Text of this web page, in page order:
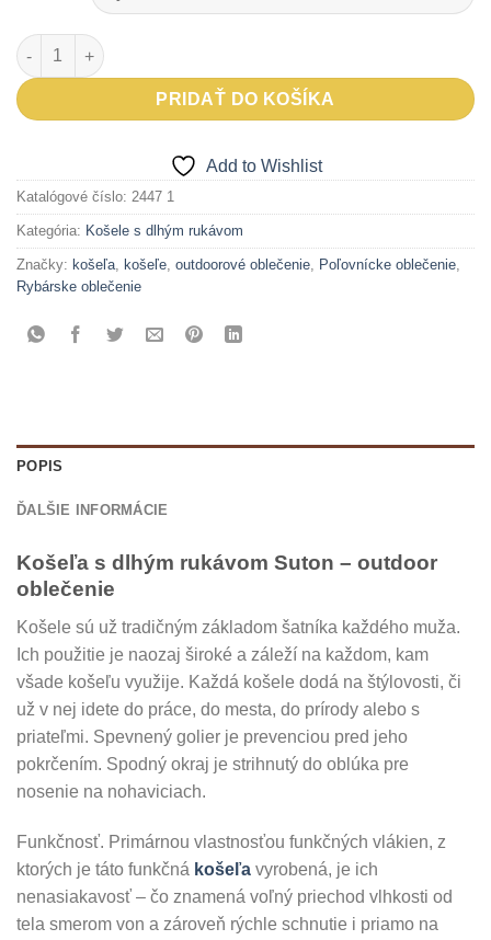
množstvo Košeľa Suton DR
PRIDAŤ DO KOŠÍKA
Add to Wishlist
Katalógové číslo: 2447 1
Kategória: Košele s dlhým rukávom
Značky: košeľa, košeľe, outdoorové oblečenie, Poľovnícke oblečenie,
Rybárske oblečenie
POPIS
ĎALŠIE INFORMÁCIE
Košeľa s dlhým rukávom Suton – outdoor
oblečenie
Košele sú už tradičným základom šatníka každého muža.
Ich použitie je naozaj široké a záleží na každom, kam
všade košeľu využije. Každá košele dodá na štýlovosti, či
už v nej idete do práce, do mesta, do prírody alebo s
priateľmi. Spevnený golier je prevenciou pred jeho
pokrčením. Spodný okraj je strihnutý do oblúka pre
nosenie na nohaviciach.
Funkčnosť. Primárnou vlastnosťou funkčných vlákien, z
ktorých je táto funkčná košeľa vyrobená, je ich
nenasiakavosť – čo znamená voľný priechod vlhkosti od
tela smerom von a zároveň rýchle schnutie i priamo na